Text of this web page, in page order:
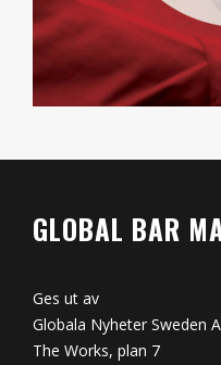
GLOBAL BAR
Ges ut av
Globala Nyheter Sweden
The Works, plan 7